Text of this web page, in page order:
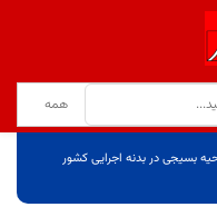
بسیجی در بدنه اجرایی کشور